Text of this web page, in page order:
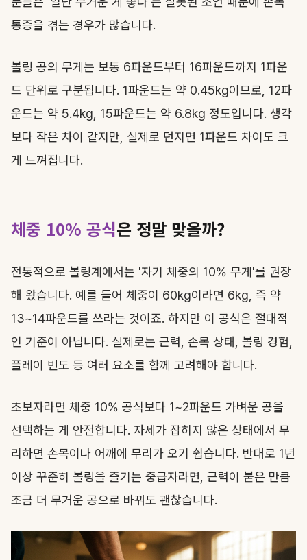
통증을 겪는 경우가 많습니다.
볼링 공의 무게는 보통 6파운드부터 16파운드까지 1파운
드 단위로 구분됩니다. 1파운드는 약 0.45kg이므로, 12파
운드는 약 5.4kg, 15파운드는 약 6.8kg 정도입니다. 생각
보다 작은 차이 같지만, 실제로 던지면 1파운드 차이도 크
게 느껴집니다.
체중 10% 공식은 정말 맞을까?
전통적으로 볼링계에서는 '자기 체중의 10% 무게'를 권장
해 왔습니다. 예를 들어 체중이 60kg이라면 6kg, 즉 약
13~14파운드를 쓰라는 것이죠. 하지만 이 공식은 절대적
인 기준이 아닙니다. 실제로는 근력, 손목 상태, 볼링 경험,
플레이 빈도 등 여러 요소를 함께 고려해야 합니다.
초보자라면 체중 10% 공식보다 1~2파운드 가벼운 공을
선택하는 게 안전합니다. 자세가 잡히지 않은 상태에서 무
리하면 손목이나 어깨에 무리가 오기 쉽습니다. 반대로 1년
이상 꾸준히 볼링을 즐기는 중급자라면, 근력이 붙은 만큼
조금 더 무거운 공으로 바꿔도 괜찮습니다.